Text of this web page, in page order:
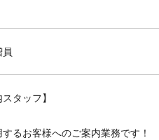
タッフ】
るお客様へのご案内業務です！